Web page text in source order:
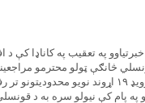
خبرتیاوو په تعقیب په کاناډا کې
څانګې ټولو محترمو
کاناډا کې د کوویډ ۱۹ اړوند نویو
په پام کې نیولو سره به د